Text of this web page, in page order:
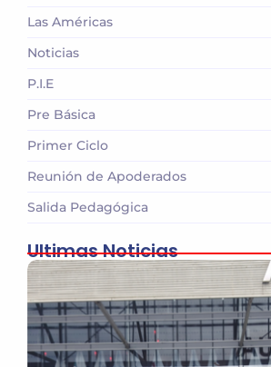
Las Américas
Noticias
P.I.E
Pre Básica
Primer Ciclo
Reunión de Apoderados
Salida Pedagógica
Ultimas Noticias